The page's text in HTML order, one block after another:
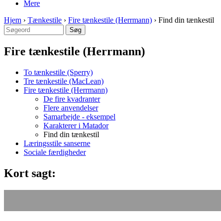
Mere
Hjem › Tænkestile › Fire tænkestile (Herrmann) › Find din tænkestil
Fire tænkestile (Herrmann)
To tænkestile (Sperry)
Tre tænkestile (MacLean)
Fire tænkestile (Herrmann)
De fire kvadranter
Flere anvendelser
Samarbejde - eksempel
Karakterer i Matador
Find din tænkestil
Læringsstile sanserne
Sociale færdigheder
Kort sagt: